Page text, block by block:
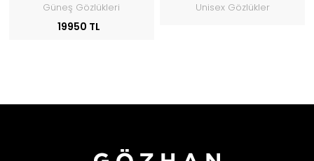
Güneş Gözlükleri
19950 TL
Unisex Gözlükler